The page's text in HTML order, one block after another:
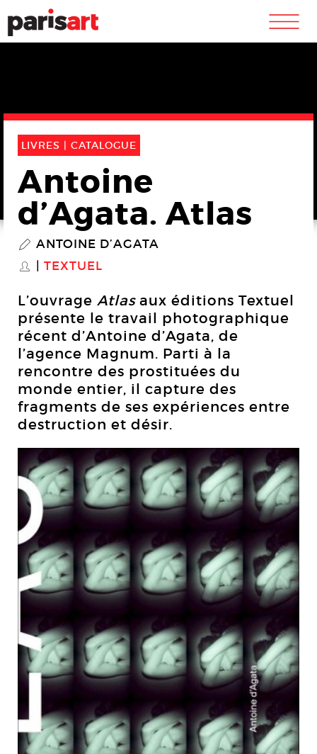
m
LIVRES | CATALOGUE
Antoine
d’Agata. Atlas
P ANTOINE D’AGATA
S TEXTUEL
L’ouvrage Atlasaux éditions Textuel
présente le travail photographique
récent d’Antoine d’Agata, de
l’agence Magnum. Parti à la
rencontre des prostituées du
monde entier, il capture des
fragments de ses expériences entre
destruction et désir.